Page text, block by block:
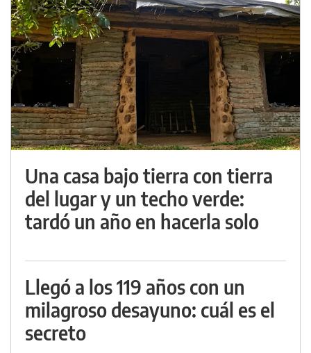
Una casa bajo tierra con tierra
del lugar y un techo verde:
tardó un año en hacerla solo
Llegó a los 119 años con un
milagroso desayuno: cuál es el
secreto